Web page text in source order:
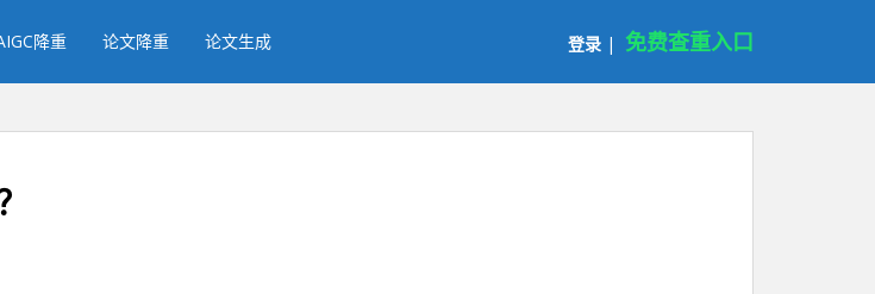
降重 论文降重 论文生成 登录 | 免费查重入口